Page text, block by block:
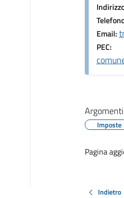
Email:
PEC:
Imposte
Pagina
Indietro